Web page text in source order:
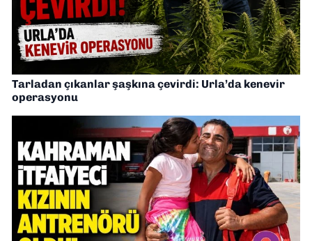
Tarladan çıkanlar şaşkına çevirdi: Urla’da kenevir
operasyonu